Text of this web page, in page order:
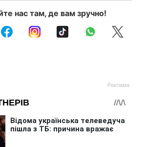
нас там, де вам зручно!